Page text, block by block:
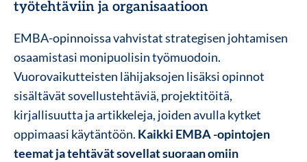
työtehtäviin ja organisaatioon
EMBA-opinnoissa vahvistat strategisen johtamisen
osaamistasi monipuolisin työmuodoin.
Vuorovaikutteisten lähijaksojen lisäksi opinnot
sisältävät sovellustehtäviä, projektitöitä,
kirjallisuutta ja artikkeleja, joiden avulla kytket
oppimaasi käytäntöön. Kaikki EMBA -opintojen
teemat ja tehtävät sovellat suoraan omiin